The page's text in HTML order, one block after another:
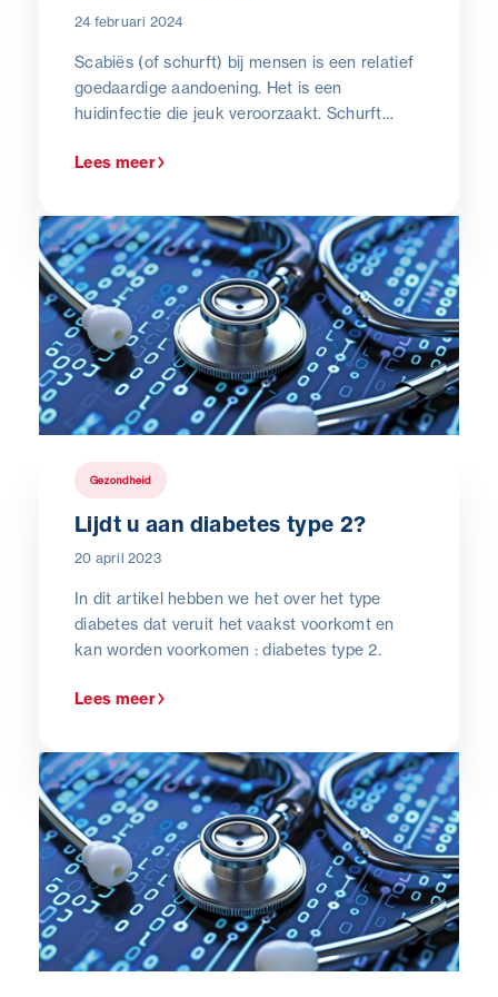
24 februari 2024
Scabiës (of schurft) bij mensen is een relatief
goedaardige aandoening. Het is een
huidinfectie die jeuk veroorzaakt. Schurft
tot de familie van de mijtachtigen behoort
Lees meer
Gezondheid
Lijdt u aan diabetes type 2?
20 april 2023
In dit artikel hebben we het over het type
diabetes dat veruit het vaakst voorkomt en
kan worden voorkomen : diabetes type 2.
Lees meer